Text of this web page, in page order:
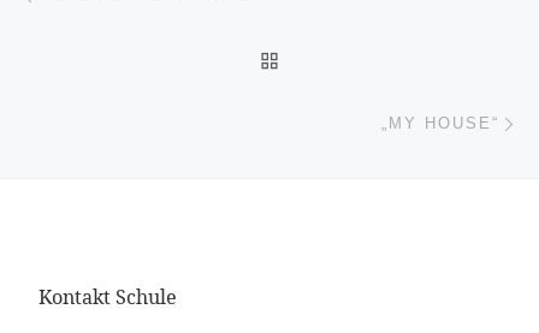
„MY HOUSE“
Kontakt Schule